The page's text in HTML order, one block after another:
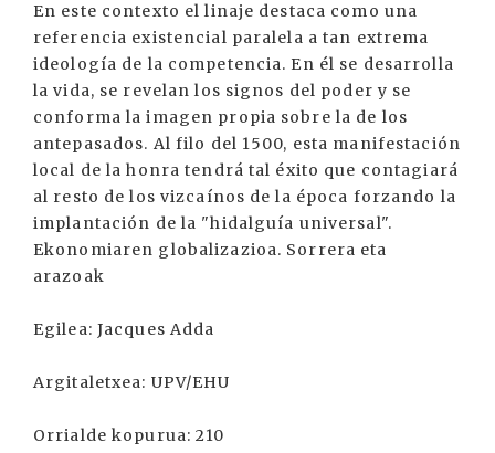
En este contexto el linaje destaca como una
referencia existencial paralela a tan extrema
ideología de la competencia. En él se desarrolla
la vida, se revelan los signos del poder y se
conforma la imagen propia sobre la de los
antepasados. Al filo del 1500, esta manifestación
local de la honra tendrá tal éxito que contagiará
al resto de los vizcaínos de la época forzando la
implantación de la "hidalguía universal".
Ekonomiaren globalizazioa. Sorrera eta
arazoak
Egilea: Jacques Adda
Argitaletxea: UPV/EHU
Orrialde kopurua: 210